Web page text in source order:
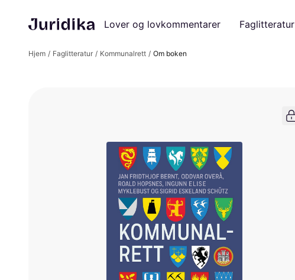
Lover og lovkommentarer Faglitteratur
Hjem Faglitteratur Kommunalrett Om boken